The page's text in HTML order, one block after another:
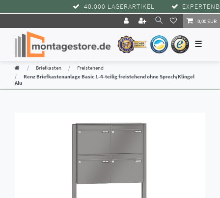
40.000 LAGERARTIKEL
0,00 EUR
☰
Briefkästen
Freistehend
Renz Briefkastenanlage Basic 1-4-teilig freistehend ohne Sprech/Klingel
Alu